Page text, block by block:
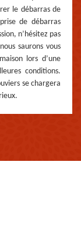
le débarras de
de débarras
n’hésitez pas
saurons vous
lors d’une
conditions.
se chargera